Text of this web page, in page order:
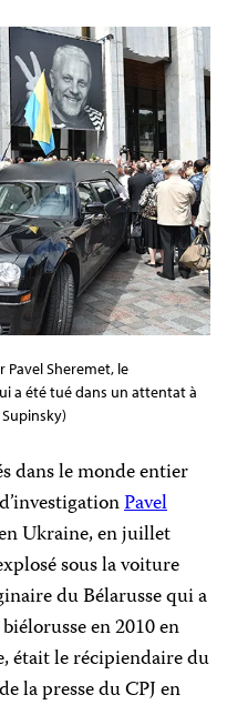
Sheremet, le
a été tué dans un attentat à
dans le monde entier
Pavel
Ukraine, en juillet
sous la voiture
du Bélarusse qui a
en 2010 en
était le récipiendaire du
la presse du CPJ en